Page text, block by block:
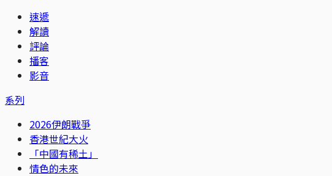
速遞
解讀
評論
播客
影音
系列
2026伊朗戰爭
香港世紀大火
「中國有稀土」
情色的未來